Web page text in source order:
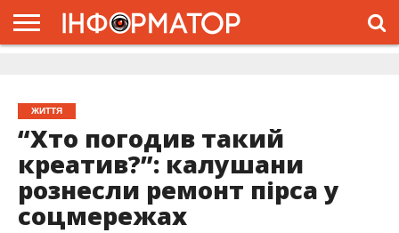
ЖИТТЯ
“Хто погодив такий
креатив?”: калушани
рознесли ремонт пірса у
соцмережах